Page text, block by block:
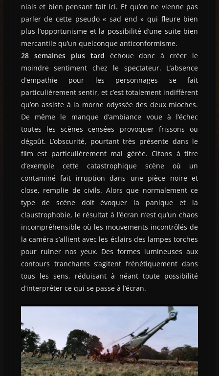
niais et bien pensant fait ici. Et qu’on ne vienne pas
parler de cette pseudo « sad end » qui fleure bien
plus l’opportunisme et la possibilité d’une suite bien
mercantile qu’un quelconque anticonformisme.
28 semaines plus tard échoue donc à créer le
moindre sentiment chez le spectateur. L’absence
d’empathie pour les personnages se fait
particulièrement sentir, et c’est totalement indifférent
qu’on assiste à la morne odyssée des deux mioches.
De même le manque d’ambiance voue à l’échec
toutes les scènes censées provoquer frissons ou
dégoût. L’obscurité, pourtant très présente dans le
film est particulièrement mal gérée. Citons à titre
d’exemple cette catastrophique scène où un
contaminé fait irruption dans une pièce noire et
close, remplie de civils. Alors que normalement ce
type de scène doit évoquer la panique et la
claustrophobie, le résultat à l’écran n’est qu’un chaos
incompréhensible où les mouvements incontrôlés de
la caméra s’allient avec les éclairs des lampes torches
pour ruiner nos yeux. Des formes lumineuses aux
contours tranchants s’agitent frénétiquement dans
tous les sens, réduisant à néant toute possibilité
d’interpréter ce qui se passe à l’écran.